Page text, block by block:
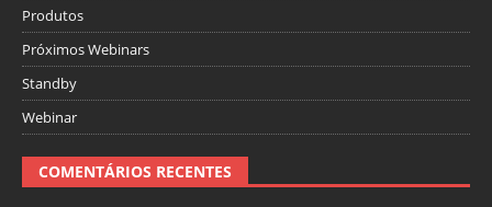
Produtos
Próximos Webinars
Standby
Webinar
COMENTÁRIOS RECENTES